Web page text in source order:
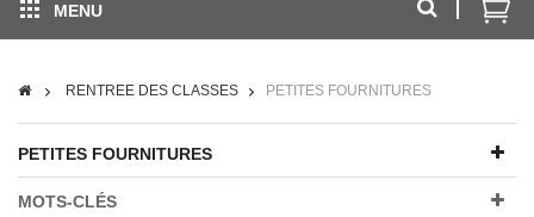
MENU
RENTREE DES CLASSES PETITES FOURNITURES
PETITES FOURNITURES
MOTS-CLÉS